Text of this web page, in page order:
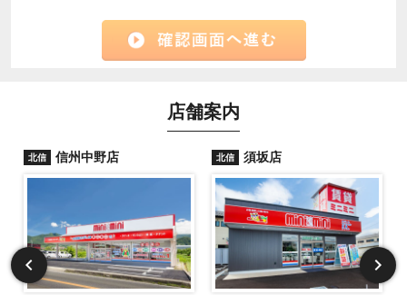
店舗案内
北信 信州中野店 北信 須坂店